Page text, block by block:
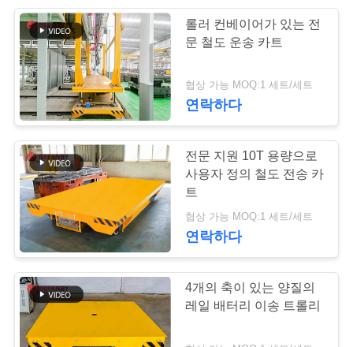
주
세
요
뉴
스
인
용
문
을
산업용 메카넘 휠
자동화된 이동 트롤
리
84
119
롤러 컨베이어가 있는 전
문 철도 운송 카트
협상 가능 MOQ:1 세트/세트
연락하다
전문 지원 10T 용량으로
사용자 정의 철도 전송 카
트
협상 가능 MOQ:1 세트/세트
연락하다
4개의 축이 있는 양질의
레일 배터리 이송 트롤리